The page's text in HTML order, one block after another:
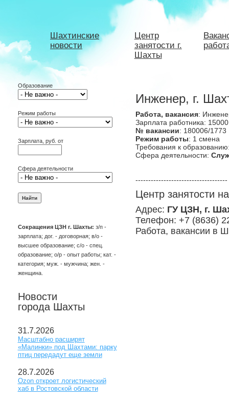
Шахтинские
новости
Центр
занятости г.
Шахты
Образование
Режим работы
Зарплата, руб. от
Сфера деятельности
Сокращения ЦЗН г. Шахты: з/п -
зарплата; дог. - договорная; в/о -
высшее образование; с/о - спец.
образование; о/р - опыт работы; кат. -
категория; муж. - мужчина; жен. -
женщина.
Новости
города Шахты
31.7.2026
Масштабно расширят
«Малинки» под Шахтами: парку
птиц передадут еще земли
28.7.2026
Ozon откроет логистический
хаб в Ростовской области
Инженер, г.
Работа, вакансия:
Зарплата работника:
№ вакансии: 180006/1773
Режим работы: 1 смена
Требования к
Сфера деятельности:
------------------------------------
Центр занятости
Адрес: ГУ ЦЗН, г.
Телефон: +7 (8636)
Работа, вакансии в